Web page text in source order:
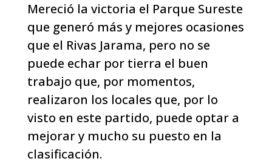
Mereció la victoria el Parque Sureste
que generó más y mejores ocasiones
que el Rivas Jarama, pero no se
puede echar por tierra el buen
trabajo que, por momentos,
realizaron los locales que, por lo
visto en este partido, puede optar a
mejorar y mucho su puesto en la
clasificación.